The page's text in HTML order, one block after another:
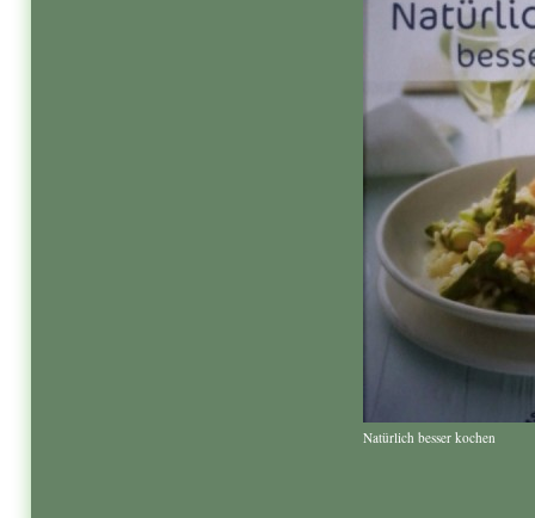
Natürlich besser kochen